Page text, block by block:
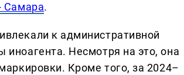
Самара.
к административной
иноагента. Несмотря на это, она
Кроме того, за 2024–